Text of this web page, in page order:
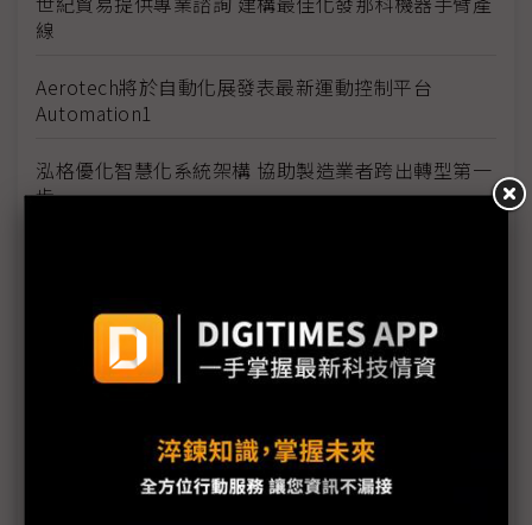
線
Aerotech將於自動化展發表最新運動控制平台
Automation1
泓格優化智慧化系統架構 協助製造業者跨出轉型第一
步
志聖工業創立嶄新工廠生態 提供智能化設備
松下產業科技智在製造 開創新商業服務模式